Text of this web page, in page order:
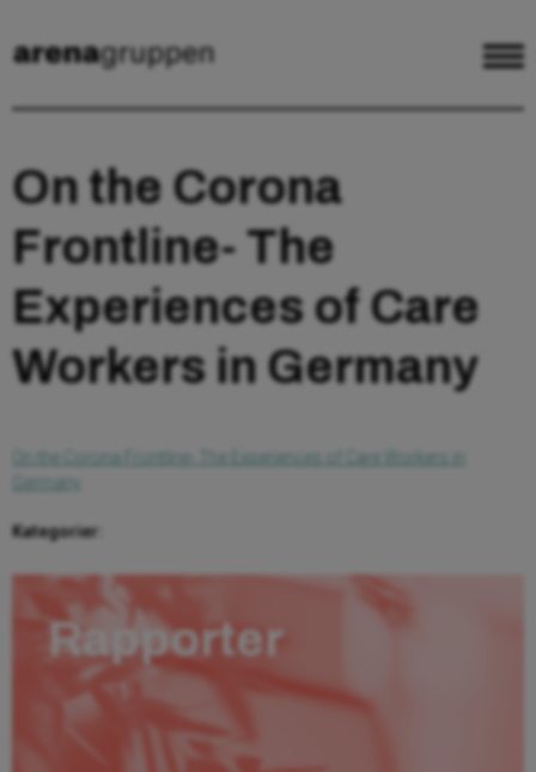
On the Corona
Frontline- The
Experiences of Care
Workers in Germany
On the Corona Frontline- The Experiences of Care Workers in
Germany
Kategorier:
Rapporter